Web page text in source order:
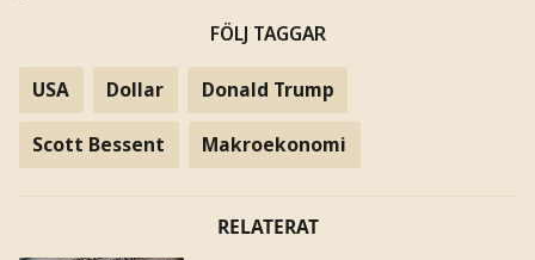
FÖLJ TAGGAR
USA Dollar Donald Trump
Scott Bessent Makroekonomi
RELATERAT